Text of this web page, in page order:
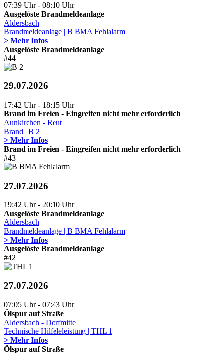
07:39 Uhr - 08:10 Uhr
Ausgelöste Brandmeldeanlage
Aldersbach
Brandmeldeanlage | B BMA Fehlalarm
> Mehr Infos
Ausgelöste Brandmeldeanlage
#44
29.07.2026
17:42 Uhr - 18:15 Uhr
Brand im Freien - Eingreifen nicht mehr erforderlich
Aunkirchen - Reut
Brand | B 2
> Mehr Infos
Brand im Freien - Eingreifen nicht mehr erforderlich
#43
27.07.2026
19:42 Uhr - 20:10 Uhr
Ausgelöste Brandmeldeanlage
Aldersbach
Brandmeldeanlage | B BMA Fehlalarm
> Mehr Infos
Ausgelöste Brandmeldeanlage
#42
27.07.2026
07:05 Uhr - 07:43 Uhr
Ölspur auf Straße
Aldersbach - Dorfmitte
Technische Hilfeleleistung | THL 1
> Mehr Infos
Ölspur auf Straße